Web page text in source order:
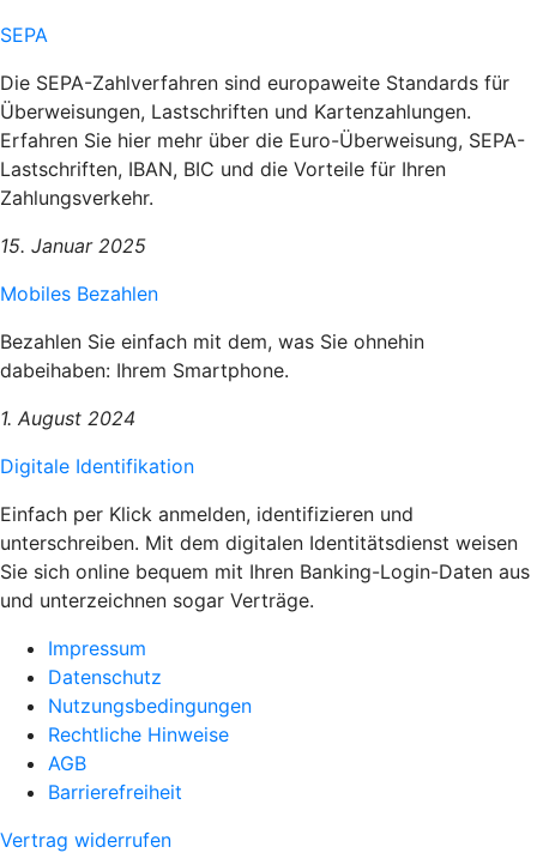
SEPA
Die SEPA-Zahlverfahren sind europaweite Standards für
Überweisungen, Lastschriften und Kartenzahlungen.
Erfahren Sie hier mehr über die Euro-Überweisung, SEPA-
Lastschriften, IBAN, BIC und die Vorteile für Ihren
Zahlungsverkehr.
15. Januar 2025
Mobiles Bezahlen
Bezahlen Sie einfach mit dem, was Sie ohnehin
dabeihaben: Ihrem Smartphone.
1. August 2024
Digitale Identifikation
Einfach per Klick anmelden, identifizieren und
unterschreiben. Mit dem digitalen Identitätsdienst weisen
Sie sich online bequem mit Ihren Banking-Login-Daten aus
und unterzeichnen sogar Verträge.
Impressum
Datenschutz
Nutzungsbedingungen
Rechtliche Hinweise
AGB
Barrierefreiheit
Vertrag widerrufen